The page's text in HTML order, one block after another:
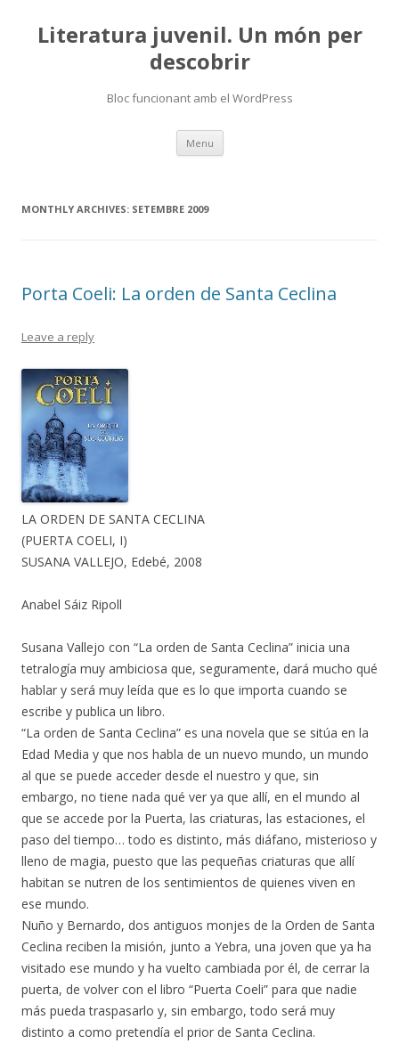
Literatura juvenil. Un món per
descobrir
Bloc funcionant amb el WordPress
Menu Skip
content
MONTHLY ARCHIVES: SETEMBRE 2009
Porta Coeli: La orden de Santa Ceclina
Leave a reply
LA ORDEN DE SANTA CECLINA
(PUERTA COELI, I)
SUSANA VALLEJO, Edebé, 2008
Anabel Sáiz Ripoll
Susana Vallejo con “La orden de Santa Ceclina” inicia una
tetralogía muy ambiciosa que, seguramente, dará mucho qué
hablar y será muy leída que es lo que importa cuando se
escribe y publica un libro.
“La orden de Santa Ceclina” es una novela que se sitúa en la
Edad Media y que nos habla de un nuevo mundo, un mundo
al que se puede acceder desde el nuestro y que, sin
embargo, no tiene nada qué ver ya que allí, en el mundo al
que se accede por la Puerta, las criaturas, las estaciones, el
paso del tiempo… todo es distinto, más diáfano, misterioso y
lleno de magia, puesto que las pequeñas criaturas que allí
habitan se nutren de los sentimientos de quienes viven en
ese mundo.
Nuño y Bernardo, dos antiguos monjes de la Orden de Santa
Ceclina reciben la misión, junto a Yebra, una joven que ya ha
visitado ese mundo y ha vuelto cambiada por él, de cerrar la
puerta, de volver con el libro “Puerta Coeli” para que nadie
más pueda traspasarlo y, sin embargo, todo será muy
distinto a como pretendía el prior de Santa Ceclina.